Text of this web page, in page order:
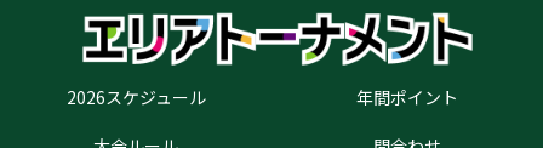
2026スケジュール
年間ポイント